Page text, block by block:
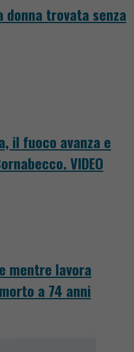
donna trovata senza
il fuoco avanza e
VIDEO
mentre lavora
a 74 anni